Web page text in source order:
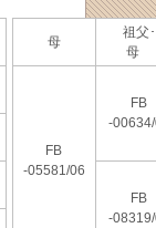
母
祖父
母
FB
-05581/06
FB
-
FB
-